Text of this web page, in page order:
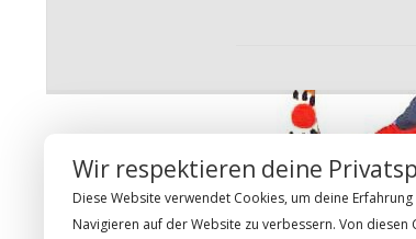
BESUCHER
Today 295
Wir respektieren deine
Diese Website verwendet Cookies, um deine
Navigieren auf der Website zu verbessern. Von diesen